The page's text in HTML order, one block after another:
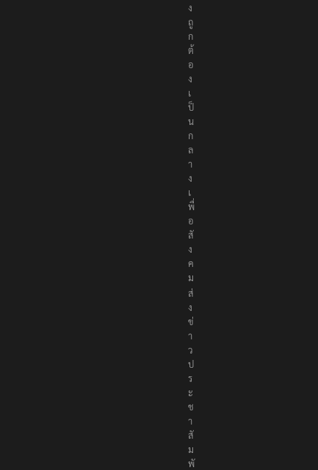
ง
ถู
ก
ต้
อ
ง
เ
ป็
น
ก
ล
า
ง
เ
พื่
อ
สั
ง
ค
ม
ส่
ง
ข่
า
ว
ป
ร
ะ
ช
า
สั
ม
พั